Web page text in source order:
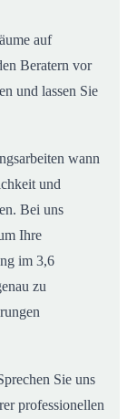
auf
Beratern vor
und lassen Sie
wann
und
Bei uns
Ihre
im 3,6
zu
Sie uns
professionellen